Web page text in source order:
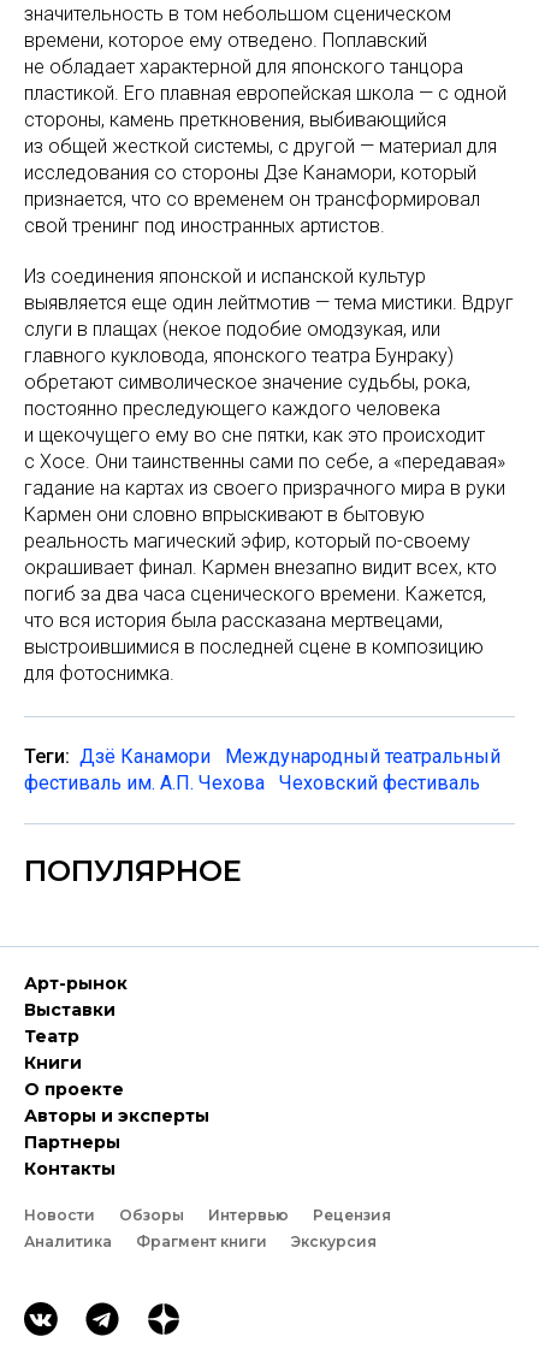
значительность в том небольшом сценическом
времени, которое ему отведено. Поплавский
не обладает характерной для японского танцора
пластикой. Его плавная европейская школа — с одной
стороны, камень преткновения, выбивающийся
из общей жесткой системы, с другой — материал для
исследования со стороны Дзе Канамори, который
признается, что со временем он трансформировал
свой тренинг под иностранных артистов.
Из соединения японской и испанской культур
выявляется еще один лейтмотив — тема мистики. Вдруг
слуги в плащах (некое подобие омодзукая, или
главного кукловода, японского театра Бунраку)
обретают символическое значение судьбы, рока,
постоянно преследующего каждого человека
и щекочущего ему во сне пятки, как это происходит
с Хосе. Они таинственны сами по себе, а «передавая»
гадание на картах из своего призрачного мира в руки
Кармен они словно впрыскивают в бытовую
реальность магический эфир, который по-своему
окрашивает финал. Кармен внезапно видит всех, кто
погиб за два часа сценического времени. Кажется,
что вся история была рассказана мертвецами,
выстроившимися в последней сцене в композицию
для фотоснимка.
Теги: Дзё Канамори
Международный театральный
фестиваль им. А.П. Чехова
Чеховский фестиваль
ПОПУЛЯРНОЕ
Арт-рынок
Выставки
Театр
Книги
О проекте
Авторы и эксперты
Партнеры
Контакты
Новости Обзоры Интервью
Рецензия
Аналитика
Фрагмент книги Экскурсия